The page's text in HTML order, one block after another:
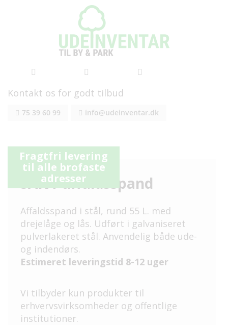
Skip
to
Kontakt os for godt tilbud
75 39 60 99 info@udeinventar.dk
Gå
slutningen
af
Gå
starten
af
Fragtfri levering
til alle brofaste
adresser
SANT affaldsspand
Affaldsspand i stål, rund 55 L. med
drejelåge og lås. Udført i galvaniseret
pulverlakeret stål. Anvendelig både ude-
og indendørs.
Estimeret leveringstid 8-12 uger
Vi tilbyder kun produkter til
erhvervsvirksomheder og offentlige
institutioner.